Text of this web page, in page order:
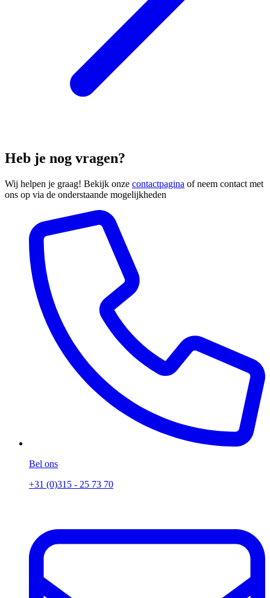
Heb je nog vragen?
Wij helpen je graag! Bekijk onze contactpagina of neem contact met
ons op via de onderstaande mogelijkheden
Bel ons
+31 (0)315 - 25 73 70